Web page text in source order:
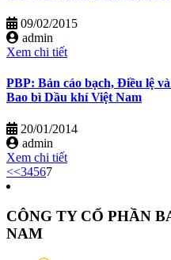
09/02/2015
admin
Xem chi tiết
PBP: Bản cáo bạch, Điều lệ
Bao bì Dầu khí Việt Nam
20/01/2014
admin
Xem chi tiết
<<34567
CÔNG TY CỔ PHẦN
NAM